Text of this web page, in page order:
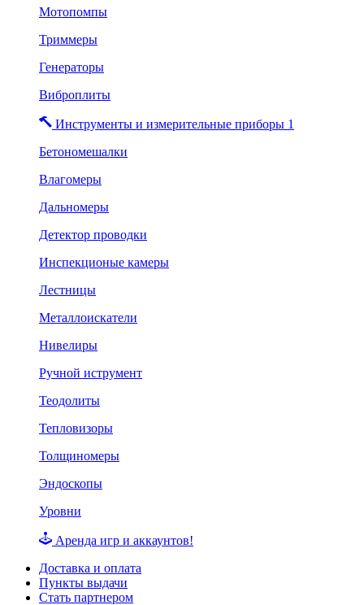
Мотопомпы
Триммеры
Генераторы
Виброплиты
Инструменты и измерительные приборы 1
Бетономешалки
Влагомеры
Дальномеры
Детектор проводки
Инспекционые камеры
Лестницы
Металлоискатели
Нивелиры
Ручной иструмент
Теодолиты
Тепловизоры
Толщиномеры
Эндоскопы
Уровни
Аренда игр и аккаунтов!
Доставка и оплата
Пункты выдачи
Стать партнером